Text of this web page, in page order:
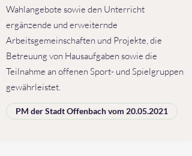
Wahlangebote sowie den Unterricht
ergänzende und erweiternde
Arbeitsgemeinschaften und Projekte, die
Betreuung von Hausaufgaben sowie die
Teilnahme an offenen Sport- und Spielgruppen
gewährleistet.
PM der Stadt Offenbach vom 20.05.2021